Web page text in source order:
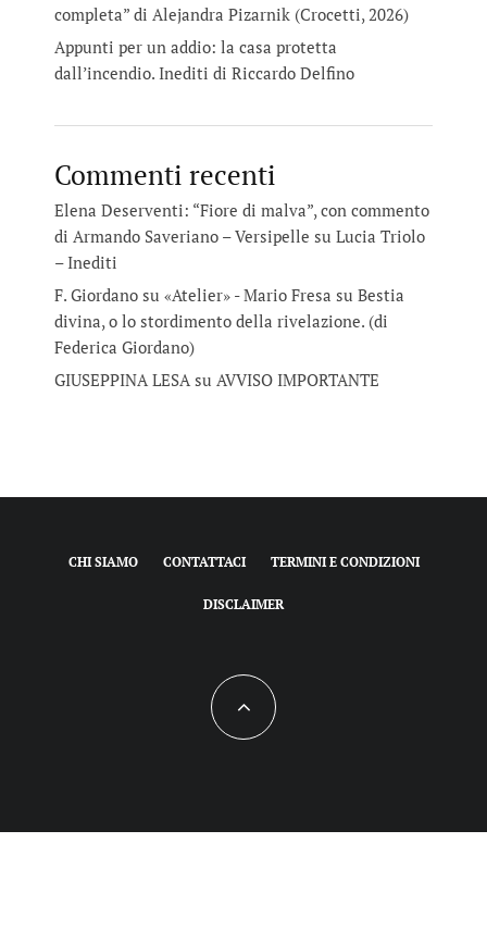
completa” di Alejandra Pizarnik (Crocetti, 2026)
Appunti per un addio: la casa protetta
dall’incendio. Inediti di Riccardo Delfino
Commenti recenti
Elena Deserventi: “Fiore di malva”, con commento
di Armando Saveriano – Versipelle su Lucia Triolo
– Inediti
F. Giordano su «Atelier» - Mario Fresa su Bestia
divina, o lo stordimento della rivelazione. (di
Federica Giordano)
GIUSEPPINA LESAsu AVVISO IMPORTANTE
CHI SIAMO CONTATTACI TERMINI E CONDIZIONI
DISCLAIMER